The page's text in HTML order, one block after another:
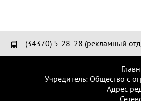
(34370) 5-28-28 (рекламный
Учредитель: Общество с
Адрес